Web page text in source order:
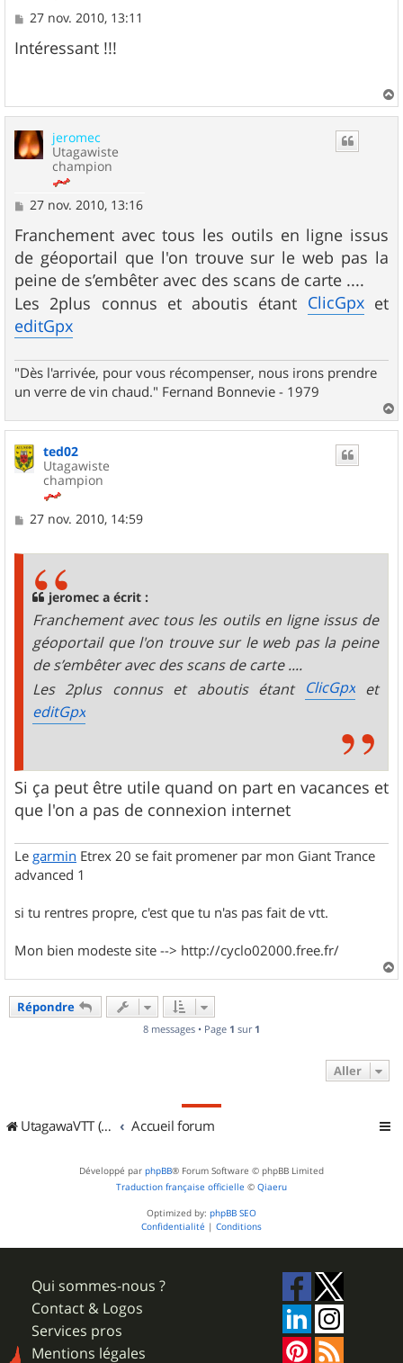
M
s
s
e
27 nov. 2010, 13:11
Intéressant !!!
a
jeromec
Utagawiste
champion
M
s
s
a
g
e
27 nov. 2010, 13:16
Franchement avec tous les outils en ligne issus
de géoportail que l'on trouve sur le web pas la
peine de s’embêter avec des scans de carte ....
Les 2plus connus et aboutis étant ClicGpxet
editGpx
"Dès l'arrivée, pour vous récompenser, nous irons prendre
un verre de vin chaud." Fernand Bonnevie - 1979
a
ted02
Utagawiste
champion
M
27 nov. 2010, 14:59
jeromec a écrit :
Franchement avec tous les outils en ligne issus de
géoportail que l'on trouve sur le web pas la peine
de s’embêter avec des scans de carte ....
Les 2plus connus et aboutis étant ClicGpxet
editGpx
Si ça peut être utile quand on part en vacances et
que l'on a pas de connexion internet
Le garmin Etrex 20 se fait promener par mon Giant Trance
advanced 1
si tu rentres propre, c'est que tu n'as pas fait de vtt.
Mon bien modeste site --> http://cyclo02000.free.fr/
a
Répondre
8 messages • Page 1 sur 1
Aller
UtagawaVTT (Randos VTT et VTTAE avec traces GPS) Accueil forum
Développé par phpBB® Forum Software © phpBB Limited
Traduction française officielle © Qiaeru
Optimized by: phpBB SEO
Confidentialité | Conditions
Qui sommes-nous ?
Contact & Logos
Services pros
Mentions légales